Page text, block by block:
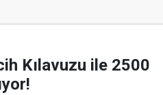
Kılavuzu ile 2500